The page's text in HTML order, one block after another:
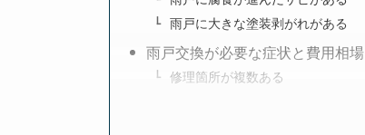
雨戸に大きな塗装剥がれがある
雨戸交換が必要な症状と費用相場
修理箇所が複数ある